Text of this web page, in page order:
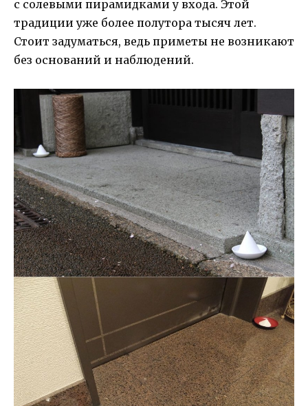
с солевыми пирамидками у входа. Этой
традиции уже более полутора тысяч лет.
Стоит задуматься, ведь приметы не возникают
без оснований и наблюдений.